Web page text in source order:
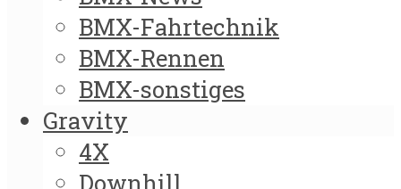
BMX-Fahrtechnik
BMX-Rennen
BMX-sonstiges
Gravity
4X
Downhill